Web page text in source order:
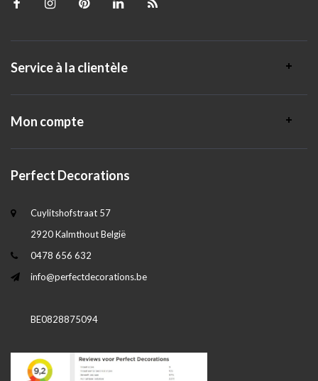
Service à la clientèle
Mon compte
Perfect Decorations
Cuylitshofstraat 57
2920 Kalmthout België
0478 656 632
info@perfectdecorations.be
BE0828875094